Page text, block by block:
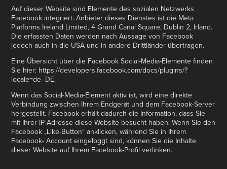
Auf dieser Website sind Elemente des sozialen Netzwerks
Facebook integriert. Anbieter dieses Dienstes ist die Meta
Platforms Ireland Limited, 4 Grand Canal Square, Dublin 2, Irland.
Die erfassten Daten werden nach Aussage von Facebook
jedoch auch in die USA und in andere Drittländer übertragen.
Eine Übersicht über die Facebook Social-Media-Elemente finden
Sie hier: https://developers.facebook.com/docs/plugins/?
locale=de_DE.
Wenn das Social-Media-Element aktiv ist, wird eine direkte
Verbindung zwischen Ihrem Endgerät und dem Facebook-Server
hergestellt. Facebook erhält dadurch die Information, dass Sie
mit Ihrer IP-Adresse diese Website besucht haben. Wenn Sie den
Facebook „Like-Button“ anklicken, während Sie in Ihrem
Facebook- Account eingeloggt sind, können Sie die Inhalte
dieser Website auf Ihrem Facebook-Profil verlinken.